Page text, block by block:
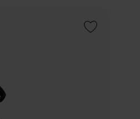
Add to Wishlist